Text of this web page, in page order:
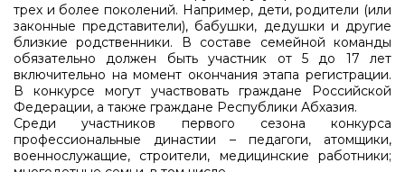
трех и более поколений. Например, дети, родители (или
законные представители), бабушки, дедушки и другие
близкие родственники. В составе семейной команды
обязательно должен быть участник от 5 до 17 лет
включительно на момент окончания этапа регистрации.
В конкурсе могут участвовать граждане Российской
Федерации, а также граждане Республики Абхазия.
Среди участников первого сезона конкурса
профессиональные династии – педагоги, атомщики,
военнослужащие, строители, медицинские работники;